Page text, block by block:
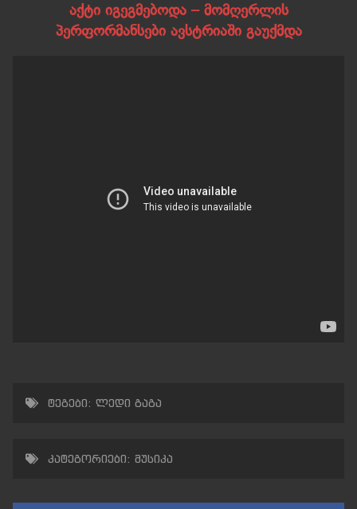
აქტი იგეგმებოდა – მომღერლის
პერფორმანსები ავსტრიაში გაუქმდა
ტეგები: ლედი გაგა
კატეგორიები: მუსიკა